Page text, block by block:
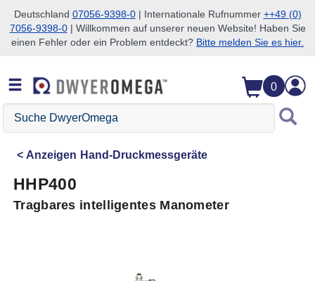
Zum Suchen überspringen
Zum Hauptinhalt überspringen
Zur Navigation überspringen
Deutschland 07056-9398-0| Internationale Rufnummer ++49 (0)
7056-9398-0| Willkommen auf unserer neuen Website! Haben Sie
einen Fehler oder ein Problem entdeckt? Bitte melden Sie es hier.
0
Suche
DwyerOmega
Anzeigen Hand-Druckmessgeräte
HHP400
Tragbares intelligentes Manometer